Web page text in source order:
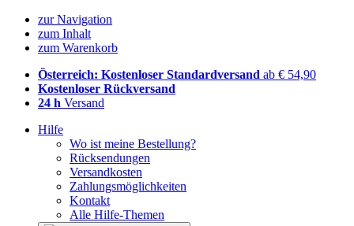
zur Navigation
zum Inhalt
zum Warenkorb
Österreich: Kostenloser Standardversand ab € 54,90
Kostenloser Rückversand
24 h Versand
Hilfe
Wo ist meine Bestellung?
Rücksendungen
Versandkosten
Zahlungsmöglichkeiten
Kontakt
Alle Hilfe-Themen